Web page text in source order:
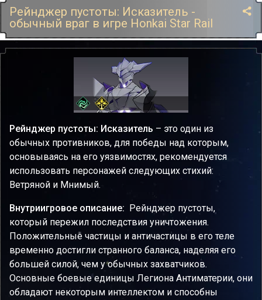
Рейнджер пустоты: Исказитель -
обычный враг в игре Honkai Star Rail
Рейнджер пустоты: Исказитель – это один из
обычных противников, для победы над которым,
основываясь на его уязвимостях, рекомендуется
использовать персонажей следующих стихий:
Ветряной и Мнимый.
Внутриигровое описание: Рейнджер пустоты,
который пережил последствия уничтожения.
Положительные частицы и античастицы в его теле
временно достигли странного баланса, наделяя его
большей силой, чем у обычных захватчиков.
Основные боевые единицы Легиона Антиматерии, они
обладают некоторым интеллектом и способны